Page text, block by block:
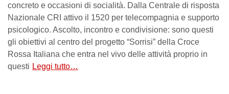
concreto e occasioni di socialità. Dalla Centrale di risposta
Nazionale CRI attivo il 1520 per telecompagnia e supporto
psicologico. Ascolto, incontro e condivisione: sono questi
gli obiettivi al centro del progetto “Sorrisi” della Croce
Rossa Italiana che entra nel vivo delle attività proprio in
questi Leggi tutto…